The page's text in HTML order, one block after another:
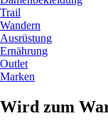
Trail
Wandern
Ausrüstung
Ernährung
Outlet
Marken
Wird zum